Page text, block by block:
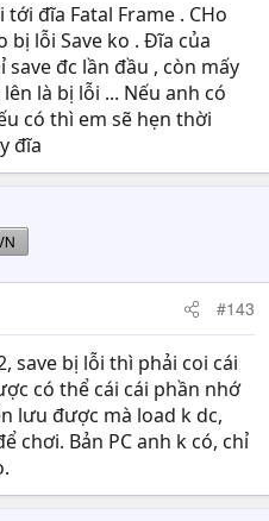
đĩa Fatal Frame . CHo
bị lỗi Save ko . Đĩa của
đc lần đầu , còn mấy
là bị lỗi ... Nếu anh có
có thì em sẽ hẹn thời
đĩa
#143
save bị lỗi thì phải coi cái
có thể cái cái phần nhớ
lưu được mà load k dc,
chơi. Bản PC anh k có, chỉ